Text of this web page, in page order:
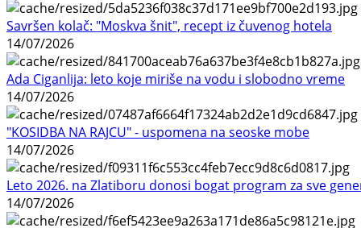
Savršen kolač: "Moskva šnit", recept iz čuvenog hotela
14/07/2026
Ada Ciganlija: leto koje miriše na vodu i slobodno vreme
14/07/2026
"KOSIDBA NA RAJCU" - uspomena na seoske mobe
14/07/2026
Leto 2026. na Zlatiboru donosi bogat program za sve
14/07/2026